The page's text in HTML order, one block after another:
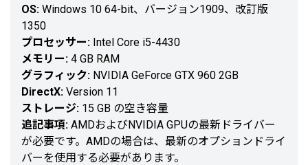
OS: Windows 10 64-bit、バージョン1909、改訂版
1350
プロセッサー: Intel Core i5-4430
メモリー: 4 GB RAM
グラフィック: NVIDIA GeForce GTX 960 2GB
DirectX: Version 11
ストレージ: 15 GB の空き容量
追記事項: AMDおよびNVIDIA GPUの最新ドライバー
が必要です。AMDの場合は、最新のオプションドライ
バーを使用する必要があります。